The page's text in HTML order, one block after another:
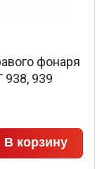
фонаря
938, 939
В корзину